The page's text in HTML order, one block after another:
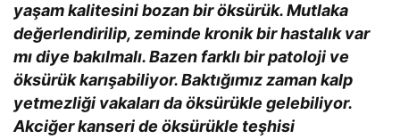
yaşam kalitesini bozan bir öksürük. Mutlaka
değerlendirilip, zeminde kronik bir hastalık var
mı diye bakılmalı. Bazen farklı bir patoloji ve
öksürük karışabiliyor. Baktığımız zaman kalp
yetmezliği vakaları da öksürükle gelebiliyor.
Akciğer kanseri de öksürükle teşhisi